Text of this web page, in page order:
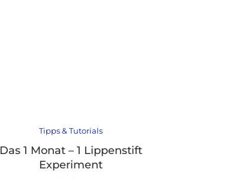
Tipps & Tutorials
Das 1 Monat – 1 Lippenstift
Experiment